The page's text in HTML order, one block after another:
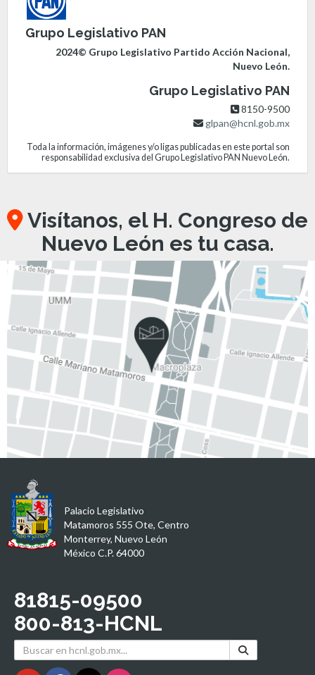
Grupo Legislativo PAN
2024© Grupo Legislativo Partido Acción Nacional,
Nuevo León.
Grupo Legislativo PAN
8150-9500
glpan@hcnl.gob.mx
Toda la información, imágenes y/o ligas publicadas en este portal son
responsabilidad exclusiva del Grupo Legislativo PAN Nuevo León.
Visítanos, el H. Congreso de
Nuevo León es tu casa.
Palacio Legislativo
Matamoros 555 Ote, Centro
Monterrey, Nuevo León
México C.P. 64000
81815-09500
800-813-HCNL